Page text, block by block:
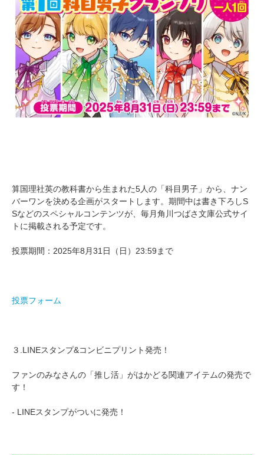
算国理社英の教科書から生まれた5人の「科目男子」から、ナン
バーワンを決める企画がスタートします。期間中は書き下ろしS
Sなどのスペシャルコンテンツが、毎月角川つばさ文庫公式サイ
トに掲載される予定です。
投票期間：2025年8月31日（日）23:59まで
投票フォーム
３.LINEスタンプ&コンビニプリント発売！
ファンのみなさんの「推し活」がはかどる関連アイテムの発売で
す！
- LINEスタンプがついに発売！